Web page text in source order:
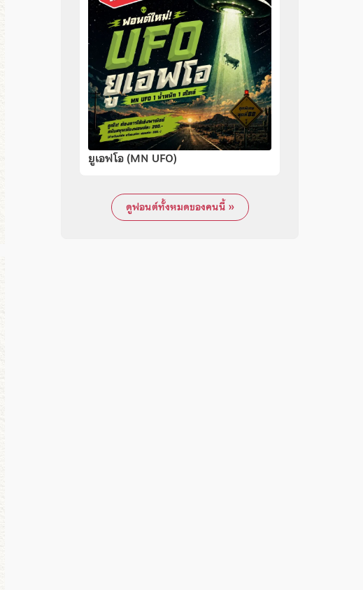
ยูเอฟโอ (MN UFO)
ดูฟอนต์ทั้งหมดของคนนี้ »